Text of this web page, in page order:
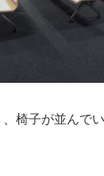
、椅子が並んで